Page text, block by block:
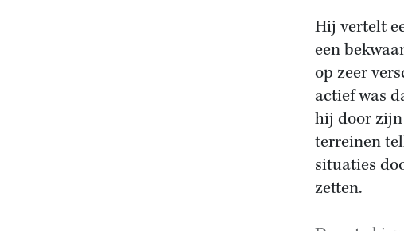
Hij vertelt
een
op zeer
actief was
hij door
terreinen
situaties
zetten.